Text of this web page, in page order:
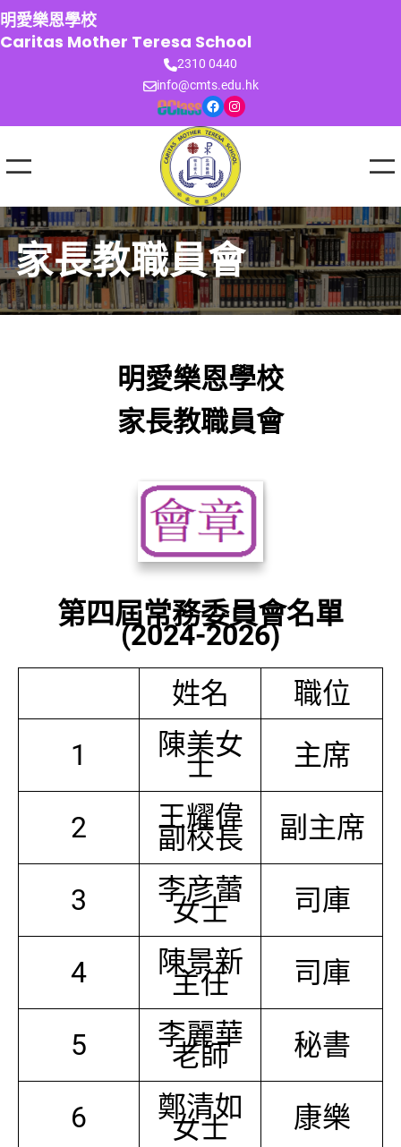
跳
至
主
明愛樂恩學校
Caritas Mother Teresa School
2310 0440
info@cmts.edu.hk
Facebook Instagram
家長教職員會
明愛樂恩學校
家長教職員會
第四屆常務委員會名單
(2024-2026)
姓名
職位
1
陳美女
士 主席
2 王耀偉
副校長 副主席
3 李彦蕾
女士 司庫
4 陳景新
主任 司庫
5 李麗華
老師 秘書
6 鄭清如
女士 康樂